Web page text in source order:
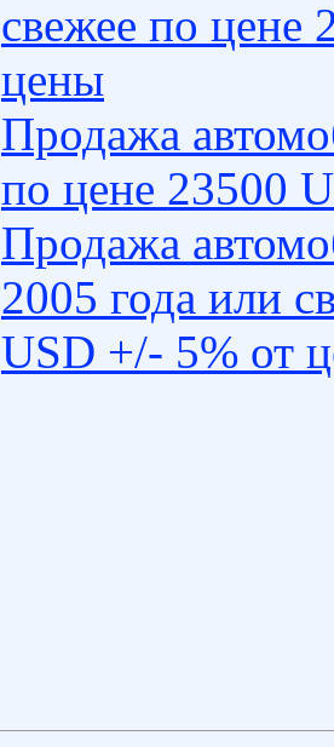
свежее по цене
цены
Продажа
по цене 23500
Продажа
2005 года или
USD +/- 5% от